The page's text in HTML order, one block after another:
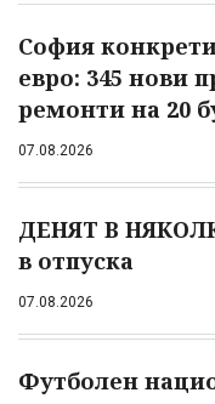
София
евро: 345 нови
ремонти на 20
07.08.2026
ДЕНЯТ В
в отпуска
07.08.2026
Футболен